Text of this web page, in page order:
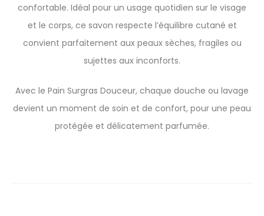
confortable. Idéal pour un usage quotidien sur le visage
et le corps, ce savon respecte l’équilibre cutané et
convient parfaitement aux peaux sèches, fragiles ou
sujettes aux inconforts.
Avec le Pain Surgras Douceur, chaque douche ou lavage
devient un moment de soin et de confort, pour une peau
protégée et délicatement parfumée.